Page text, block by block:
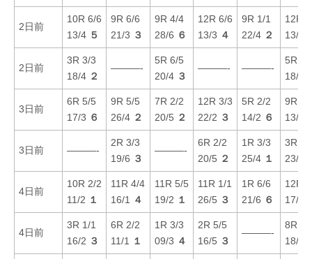
2日前
10R 6/6
13/4 ５
9R 6/6
21/3 ３
9R 4/4
28/6 ６
12R 6/6
13/3 ４
9R 1/1
22/4 ２
12R
13/3
2日前
3R 3/3
18/4 ２
———-
5R 6/5
20/4 ３
———- ———-
5R 4/
18/2
3日前
6R 5/5
17/3 ６
9R 5/5
26/4 ２
7R 2/2
20/5 ２
12R 3/3
22/2 ３
5R 2/2
14/2 ６
9R 3/
13/3
3日前 ———-
2R 3/3
19/6 ３
———-
6R 2/2
20/5 ２
1R 3/3
25/4 １
3R 6/
23/4
4日前
10R 2/2
11/2 １
11R 4/4
16/1
４
11R 5/5
19/2 １
11R 1/1
26/5 ３
1R 6/6
21/6 ６
12R
17/3
4日前
3R 1/1
16/2 ３
6R 2/2
11/1
１
1R 3/3
09/3 ４
2R 5/5
16/5 ３
———-
8R 2/
18/3